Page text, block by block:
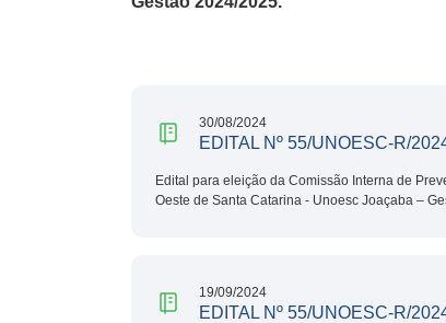
30/08/2024
EDITAL Nº 55/UNOESC-R/
Edital para eleição da Comissão Interna de
Oeste de Santa Catarina - Unoesc Joaçaba –
19/09/2024
EDITAL Nº 55/UNOESC-R/